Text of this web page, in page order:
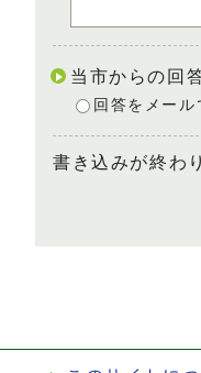
当市からの回
回答をメール
書き込みが終わ